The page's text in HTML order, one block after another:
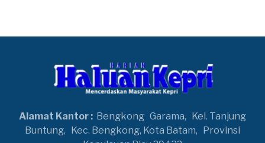
Alamat Kantor : Bengkong Garama,
Kel. Tanjung
Buntung,
Kec. Bengkong, Kota Batam,
Provinsi